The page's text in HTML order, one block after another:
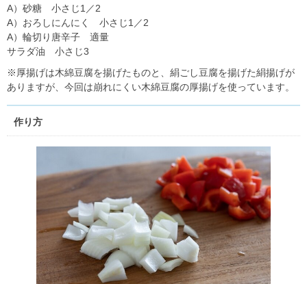
A）砂糖 小さじ1／2
A）おろしにんにく 小さじ1／2
A）輪切り唐辛子 適量
サラダ油 小さじ3
※厚揚げは木綿豆腐を揚げたものと、絹ごし豆腐を揚げた絹揚げが
ありますが、今回は崩れにくい木綿豆腐の厚揚げを使っています。
作り方